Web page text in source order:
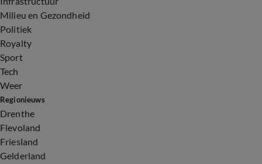
Milieu en Gezondheid
Politiek
Royalty
Sport
Tech
Weer
Regionieuws
Drenthe
Flevoland
Friesland
Gelderland